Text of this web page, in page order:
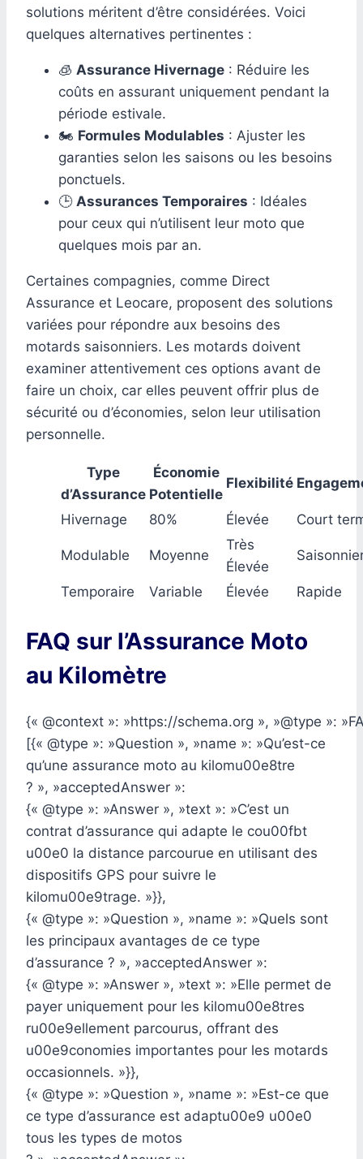
solutions méritent d’être considérées. Voici
quelques alternatives pertinentes :
🧊 Assurance Hivernage : Réduire les
coûts en assurant uniquement pendant la
période estivale.
🏍️ Formules Modulables : Ajuster les
garanties selon les saisons ou les besoins
ponctuels.
🕒 Assurances Temporaires : Idéales
pour ceux qui n’utilisent leur moto que
quelques mois par an.
Certaines compagnies, comme Direct
Assurance et Leocare, proposent des solutions
variées pour répondre aux besoins des
motards saisonniers. Les motards doivent
examiner attentivement ces options avant de
faire un choix, car elles peuvent offrir plus de
sécurité ou d’économies, selon leur utilisation
personnelle.
Type
d’Assurance
Économie
Potentielle
Flexibilité
Hivernage 80% Élevée Court
Modulable Moyenne
Très
Élevée
Temporaire Variable Élevée Rapide
FAQ sur l’Assurance Moto
au Kilomètre
{« @context »: »https://schema.org », »@type »:
[{« @type »: »Question », »name »: »Qu’est-ce
qu’une assurance moto au kilomu00e8tre
? », »acceptedAnswer »:
{« @type »: »Answer », »text »: »C’est un
contrat d’assurance qui adapte le cou00fbt
u00e0 la distance parcourue en utilisant des
dispositifs GPS pour suivre le
kilomu00e9trage. »}},
{« @type »: »Question », »name »: »Quels sont
les principaux avantages de ce type
d’assurance ? », »acceptedAnswer »:
{« @type »: »Answer », »text »: »Elle permet de
payer uniquement pour les kilomu00e8tres
ru00e9ellement parcourus, offrant des
u00e9conomies importantes pour les motards
occasionnels. »}},
{« @type »: »Question », »name »: »Est-ce que
ce type d’assurance est adaptu00e9 u00e0
tous les types de motos